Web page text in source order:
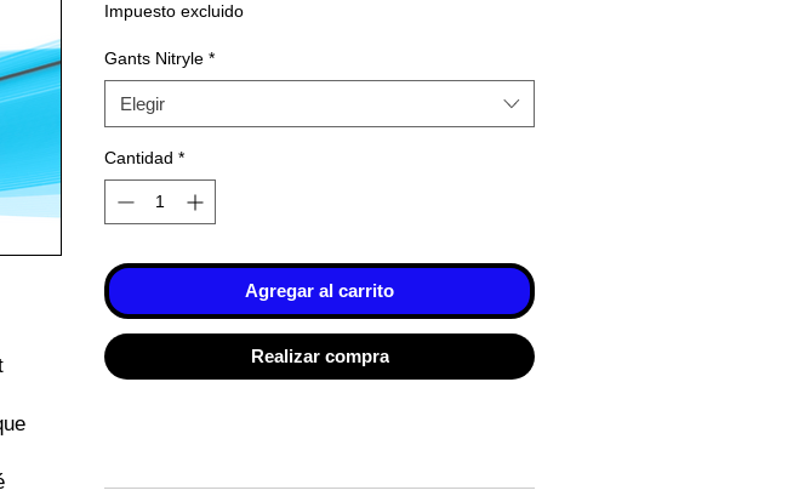
Impuesto excluido
Gants Nitryle *
Elegir
Cantidad *
Agregar al carrito
Realizar compra